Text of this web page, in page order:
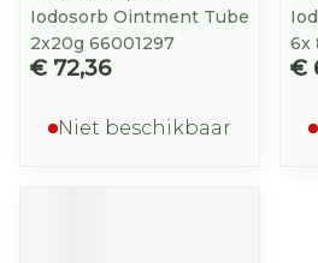
Iodosorb Ointment Tube
2x20g 66001297
€ 72,36
Niet beschikbaar
6x
€